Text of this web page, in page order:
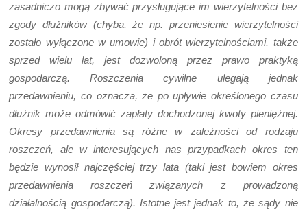
zasadniczo mogą zbywać przysługujące im wierzytelności bez
zgody dłużników (chyba, że np. przeniesienie wierzytelności
zostało wyłączone w umowie) i obrót wierzytelnościami, także
sprzed wielu lat, jest dozwoloną przez prawo praktyką
gospodarczą. Roszczenia cywilne ulegają jednak
przedawnieniu, co oznacza, że po upływie określonego czasu
dłużnik może odmówić zapłaty dochodzonej kwoty pieniężnej.
Okresy przedawnienia są różne w zależności od rodzaju
roszczeń, ale w interesujących nas przypadkach okres ten
będzie wynosił najczęściej trzy lata (taki jest bowiem okres
przedawnienia roszczeń związanych z prowadzoną
działalnością gospodarczą). Istotne jest jednak to, że sądy nie